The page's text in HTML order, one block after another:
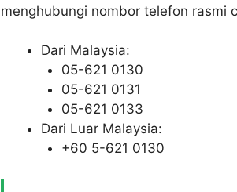
menghubungi nombor telefon rasmi
Dari Malaysia:
05-621 0130
05-621 0131
05-621 0133
Dari Luar Malaysia:
+60 5-621 0130